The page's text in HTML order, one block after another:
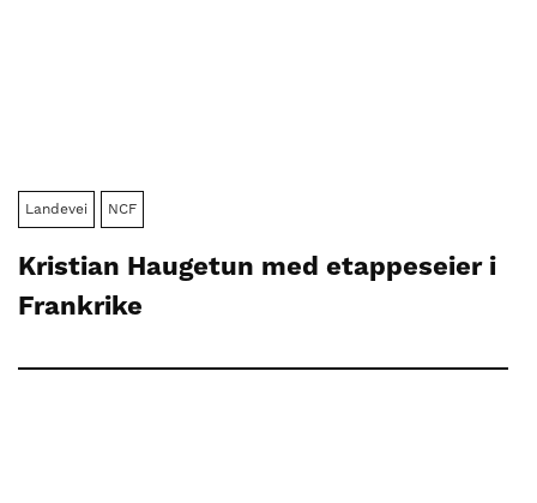
Landevei NCF
Kristian Haugetun med etappeseier i
Frankrike